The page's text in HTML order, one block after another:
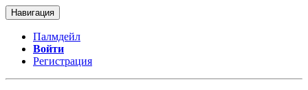
Навигация
Палмдейл
Войти
Регистрация